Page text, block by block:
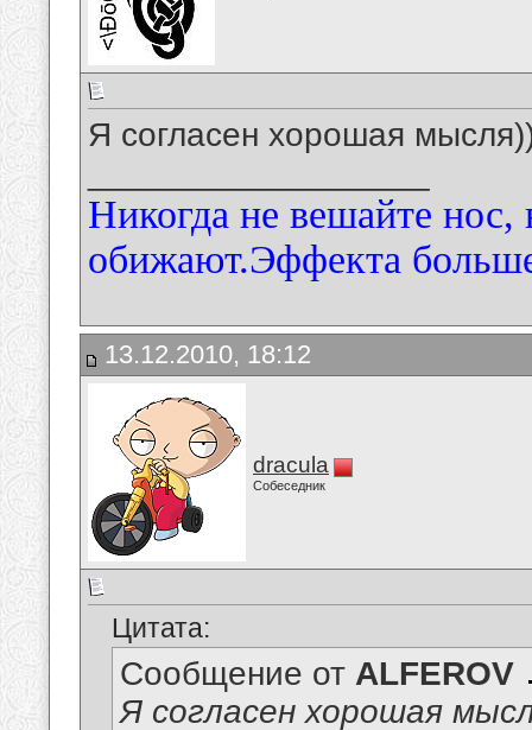
Я согласен хорошая
Никогда не вешайте
обижают.Эффекта
13.12.2010, 18:12
dracula
Собеседник
Цитата:
Сообщение от ALFEROV
Я согласен хорошая